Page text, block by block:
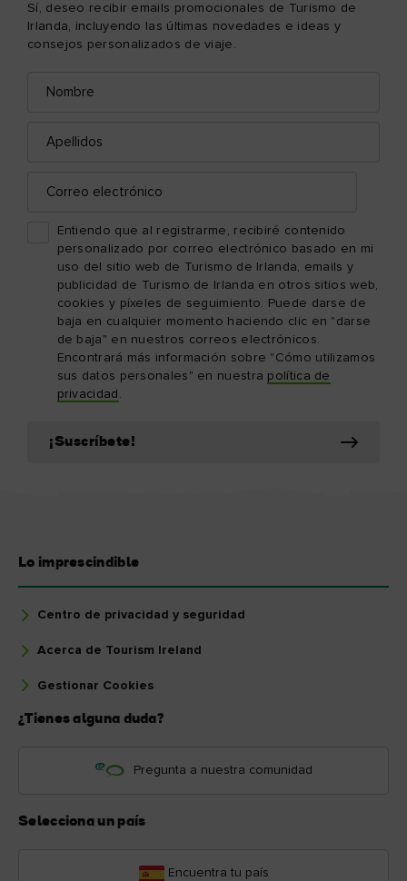
Sí, deseo recibir emails promocionales de Turismo de
Irlanda, incluyendo las últimas novedades e ideas y
consejos personalizados de viaje.
electrónico
electrónico
Entiendo que al registrarme, recibiré contenido
personalizado por correo electrónico basado en mi
uso del sitio web de Turismo de Irlanda, emails y
publicidad de Turismo de Irlanda en otros sitios web,
cookies y píxeles de seguimiento. Puede darse de
baja en cualquier momento haciendo clic en "darse
de baja" en nuestros correos electrónicos.
Encontrará más información sobre "Cómo utilizamos
sus datos personales" en nuestra política de
privacidad
¡Suscríbete!
Lo imprescindible
Centro de privacidad y seguridad
Acerca de Tourism Ireland
Gestionar Cookies
¿Tienes alguna duda?
Pregunta a nuestra comunidad
Selecciona un país
Encuentra tu país